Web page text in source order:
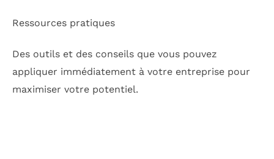
Ressources pratiques
Des outils et des conseils que vous pouvez
appliquer immédiatement à votre entreprise pour
maximiser votre potentiel.